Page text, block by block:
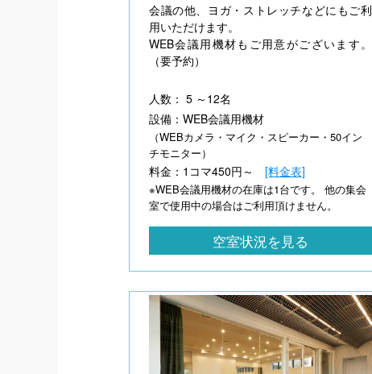
会議の他、ヨガ・ストレッチなどにもご利
用いただけます。
WEB会議用機材もご用意がございます。
（要予約）
人数： 5 ～12名
設備：WEB会議用機材
（WEBカメラ・マイク・スピーカー・50イン
チモニター）
料金：1コマ450円～ [料金表]
※WEB会議用機材の在庫は1台です。 他の集会
室で使用中の場合はご利用頂けません。
空室状況を見る